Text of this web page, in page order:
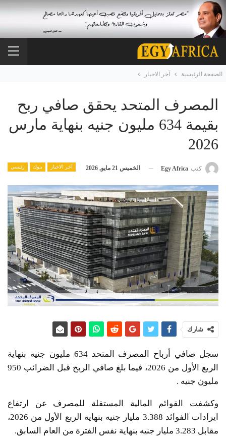
الصفحة الرئيسية آخر الاخبار
المصرف المتحد يحقق صافي ربح
بقيمة 634 مليون جنيه بنهاية مارس
2026
آخر الاخبار بنوك رئيسي كتب Egy Africa الخميس 21 مايو, 2026
شارك
سجل صافي أرباح المصرف المتحد 634 مليون جنيه بنهاية
الربع الأول من 2026، فيما بلغ صافي الربح قبل الضرائب 950
مليون جنيه .
وكشفت القوائم المالية المستقلة للمصرف عن ارتفاع
ايرادات الفوائد 3.388 مليار جنيه بنهاية الربع الأول من 2026،
مقابل 3.283 مليار جنيه بنهاية نفس الفترة من العام السابق.